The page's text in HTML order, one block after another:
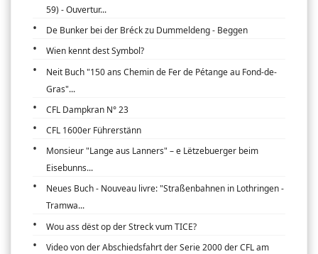
59) - Ouvertur...
De Bunker bei der Bréck zu Dummeldeng - Beggen
Wien kennt dest Symbol?
Neit Buch "150 ans Chemin de Fer de Pétange au Fond-de-
Gras"...
CFL Dampkran N° 23
CFL 1600er Führerstänn
Monsieur "Lange aus Lanners" – e Lëtzebuerger beim
Eisebunns...
Neues Buch - Nouveau livre: "Straßenbahnen in Lothringen -
Tramwa...
Wou ass dëst op der Streck vum TICE?
Video von der Abschiedsfahrt der Serie 2000 der CFL am